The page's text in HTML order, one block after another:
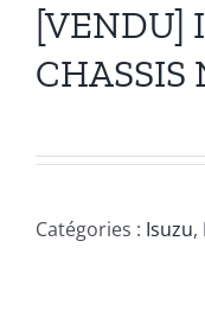
[VENDU]
CHASSIS
Catégories : Isuzu,